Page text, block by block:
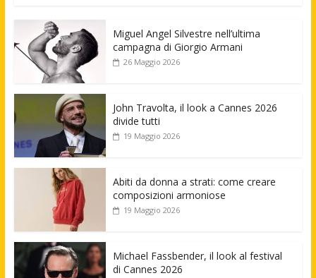
Miguel Angel Silvestre nell’ultima
campagna di Giorgio Armani
26 Maggio 2026
John Travolta, il look a Cannes 2026
divide tutti
19 Maggio 2026
Abiti da donna a strati: come creare
composizioni armoniose
19 Maggio 2026
Michael Fassbender, il look al festival
di Cannes 2026